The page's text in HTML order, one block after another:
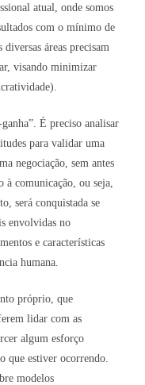
atual, onde somos
com o mínimo de
áreas precisam
visando minimizar
É preciso analisar
para validar uma
negociação, sem antes
comunicação, ou seja,
será conquistada se
envolvidas no
e características
humana.
próprio, que
lidar com as
algum esforço
que estiver ocorrendo.
modelos